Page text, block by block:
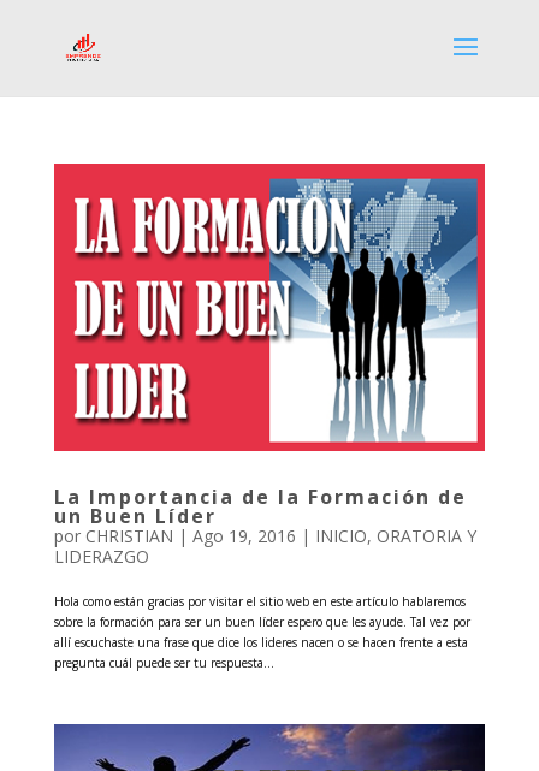
La Importancia de la Formación de
un Buen Líder
por CHRISTIAN | Ago 19, 2016 | INICIO, ORATORIA Y
LIDERAZGO
Hola como están gracias por visitar el sitio web en este artículo hablaremos
sobre la formación para ser un buen líder espero que les ayude. Tal vez por
allí escuchaste una frase que dice los lideres nacen o se hacen frente a esta
pregunta cuál puede ser tu respuesta...